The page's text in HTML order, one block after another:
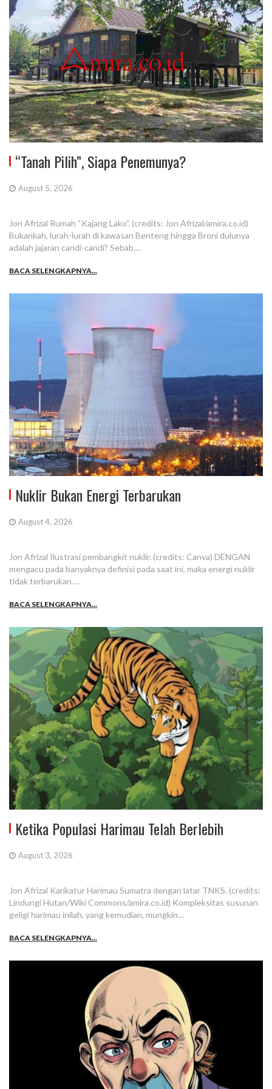
“Tanah Pilih”, Siapa Penemunya?
August 5, 2026
Jon Afrizal Rumah “Kajang Lako”. (credits: Jon Afrizal/amira.co.id)
Bukankah, lurah-lurah di kawasan Benteng hingga Broni dulunya
adalah jajaran candi-candi? Sebab,…
BACA SELENGKAPNYA...
Nuklir Bukan Energi Terbarukan
August 4, 2026
Jon Afrizal Ilustrasi pembangkit nuklir. (credits: Canva) DENGAN
mengacu pada banyaknya definisi pada saat ini, maka energi nuklir
tidak terbarukan….
BACA SELENGKAPNYA...
Ketika Populasi Harimau Telah Berlebih
August 3, 2026
Jon Afrizal Karikatur Harimau Sumatra dengan latar TNKS. (credits:
Lindungi Hutan/Wiki Commons/amira.co.id) Kompleksitas susunan
geligi harimau inilah, yang kemudian, mungkin…
BACA SELENGKAPNYA...